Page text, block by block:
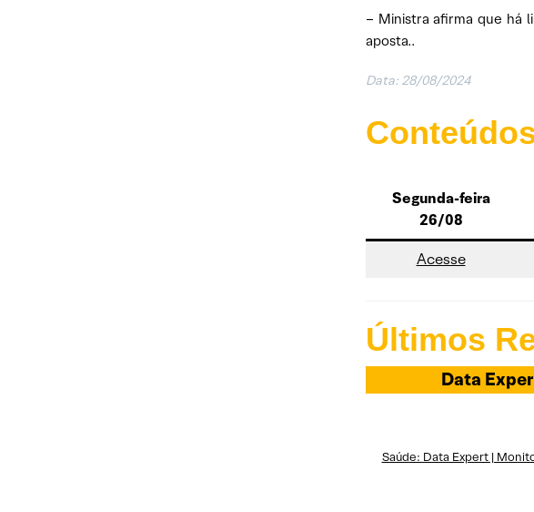
– Ministra afirma que há
aposta..
Data: 28/08/2024
Segunda-feira
26/08
Acesse
Últimos
Data
Saúde: Data Expert |